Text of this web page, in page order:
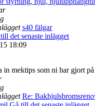
s40 fälgar
det senaste inlägget
18:09
in mektips som ni har gjort
Re: